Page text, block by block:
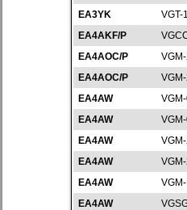
EA3YK
VGT-
EA4AKF/P
EA4AOC/P
EA4AOC/P
EA4AW
EA4AW
EA4AW
EA4AW
EA4AW
EA4AW